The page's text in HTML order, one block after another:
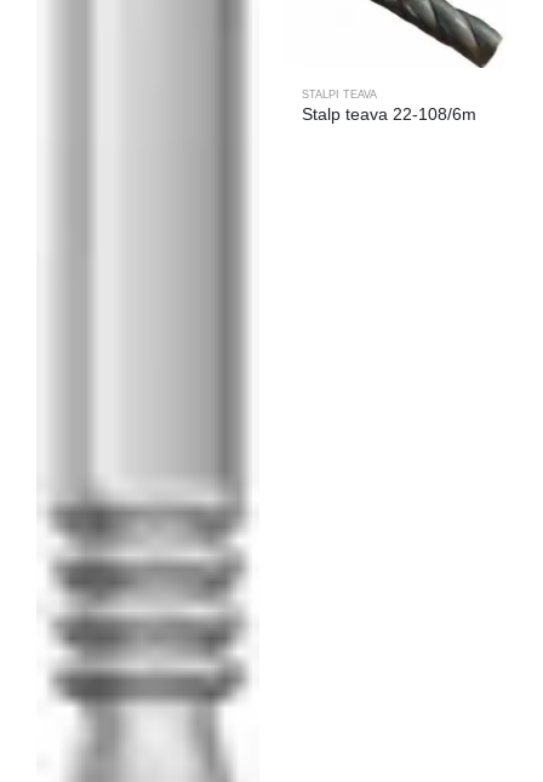
STALPI TEAVA
Stalp teava 22-108/6m